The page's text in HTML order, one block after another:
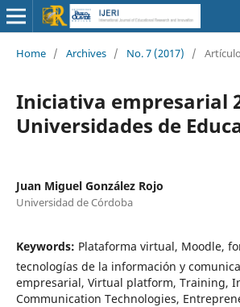
Home / Archives / No. 7 (2017) /
Iniciativa empresarial
Universidades de
Juan Miguel González Rojo
Universidad de Córdoba
Keywords: Plataforma virtual, Moodle,
tecnologías de la información y
empresarial, Virtual platform, Training,
Communication Technologies,